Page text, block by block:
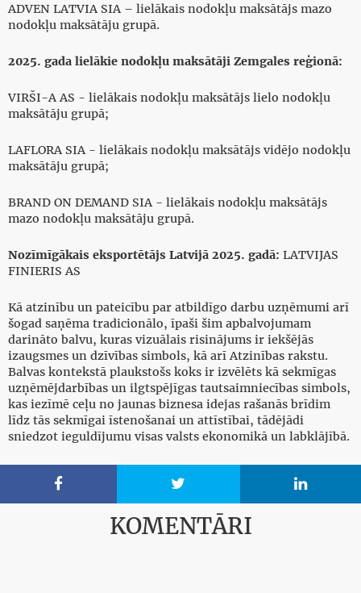
ADVEN LATVIA SIA – lielākais nodokļu maksātājs mazo
nodokļu maksātāju grupā.
2025. gada lielākie nodokļu maksātāji Zemgales reģionā:
VIRŠI-A AS - lielākais nodokļu maksātājs lielo nodokļu
maksātāju grupā;
LAFLORA SIA - lielākais nodokļu maksātājs vidējo nodokļu
maksātāju grupā;
BRAND ON DEMAND SIA - lielākais nodokļu maksātājs
mazo nodokļu maksātāju grupā.
Nozīmīgākais eksportētājs Latvijā 2025. gadā: LATVIJAS
FINIERIS AS
Kā atzinību un pateicību par atbildīgo darbu uzņēmumi arī
šogad saņēma tradicionālo, īpaši šim apbalvojumam
darināto balvu, kuras vizuālais risinājums ir iekšējās
izaugsmes un dzīvības simbols, kā arī Atzinības rakstu.
Balvas kontekstā plaukstošs koks ir izvēlēts kā sekmīgas
uzņēmējdarbības un ilgtspējīgas tautsaimniecības simbols,
kas iezīmē ceļu no jaunas biznesa idejas rašanās brīdim
līdz tās sekmīgai īstenošanai un attīstībai, tādējādi
sniedzot ieguldījumu visas valsts ekonomikā un labklājībā.
  
KOMENTĀRI